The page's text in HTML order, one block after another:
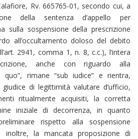
Rv. 665765-01, secondo cui, a
della sentenza d’appello per
sulla sospensione della prescrizione
all’occultamento doloso del debito
2941, comma 1, n. 8, c.c.), l’intera
anche con riguardo alla
rimane “sub iudice” e rientra,
di legittimità valutare d’ufficio,
ritualmente acquisiti, la corretta
iniziale di decorrenza, in quanto
rispetto alla sospensione
la mancata proposizione di